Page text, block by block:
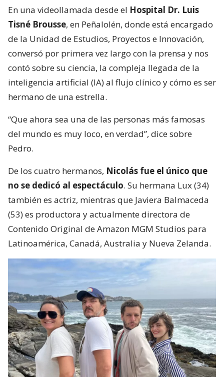
En una videollamada desde el Hospital Dr. Luis
Tisné Brousse, en Peñalolén, donde está encargado
de la Unidad de Estudios, Proyectos e Innovación,
conversó por primera vez largo con la prensa y nos
contó sobre su ciencia, la compleja llegada de la
inteligencia artificial (IA) al flujo clínico y cómo es ser
hermano de una estrella.
“Que ahora sea una de las personas más famosas
del mundo es muy loco, en verdad”, dice sobre
Pedro.
De los cuatro hermanos, Nicolás fue el único que
no se dedicó al espectáculo. Su hermana Lux (34)
también es actriz, mientras que Javiera Balmaceda
(53) es productora y actualmente directora de
Contenido Original de Amazon MGM Studios para
Latinoamérica, Canadá, Australia y Nueva Zelanda.